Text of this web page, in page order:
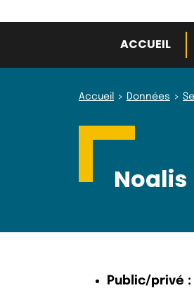
ACCUEIL
Accueil Données
Noalis
Public/privé :